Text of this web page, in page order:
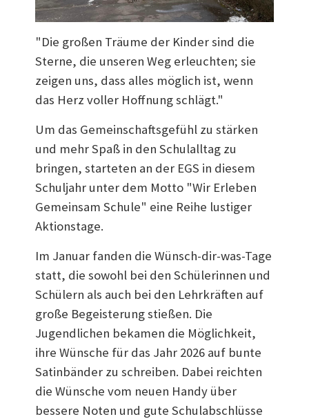
"Die großen Träume der Kinder sind die
Sterne, die unseren Weg erleuchten; sie
zeigen uns, dass alles möglich ist, wenn
das Herz voller Hoffnung schlägt."
Um das Gemeinschaftsgefühl zu stärken
und mehr Spaß in den Schulalltag zu
bringen, starteten an der EGS in diesem
Schuljahr unter dem Motto "Wir Erleben
Gemeinsam Schule" eine Reihe lustiger
Aktionstage.
Im Januar fanden die Wünsch-dir-was-Tage
statt, die sowohl bei den Schülerinnen und
Schülern als auch bei den Lehrkräften auf
große Begeisterung stießen. Die
Jugendlichen bekamen die Möglichkeit,
ihre Wünsche für das Jahr 2026 auf bunte
Satinbänder zu schreiben. Dabei reichten
die Wünsche vom neuen Handy über
bessere Noten und gute Schulabschlüsse